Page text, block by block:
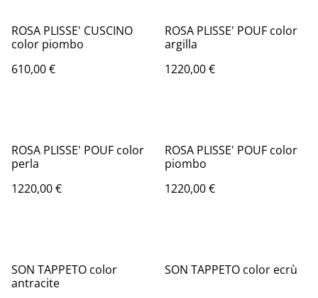
ROSA PLISSE' CUSCINO
color piombo
610,00 €
ROSA PLISSE' POUF color
argilla
1220,00 €
ROSA PLISSE' POUF color
perla
1220,00 €
ROSA PLISSE' POUF color
piombo
1220,00 €
SON TAPPETO color
antracite
SON TAPPETO color ecrù